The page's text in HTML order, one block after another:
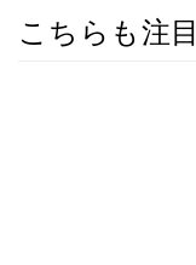
こちらも注目